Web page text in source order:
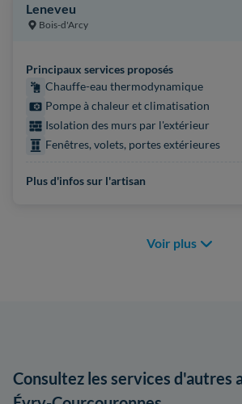
Leneveu
Bois-d'Arcy
Principaux services proposés
Chauffe-eau thermodynamique
Pompe à chaleur et climatisation
Isolation des murs par l'extérieur
Fenêtres, volets, portes extérieures
Plus d'infos sur l'artisan
Voir plus
Consultez les services d'autres